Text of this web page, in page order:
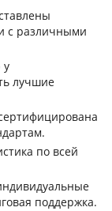
с различными
у
лучшие
по всей
поддержка.